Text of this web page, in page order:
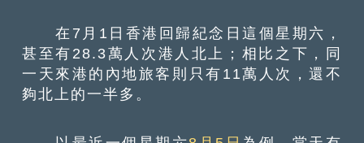
在7月1日香港回歸紀念日這個星期六，
甚至有28.3萬人次港人北上；相比之下，同
一天來港的內地旅客則只有11萬人次，還不
夠北上的一半多。